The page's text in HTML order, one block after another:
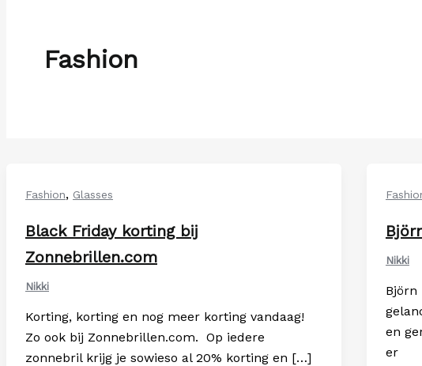
Fashion
Fashion, Glasses
Black Friday korting bij
Zonnebrillen.com
Nikki
Korting, korting en nog meer korting vandaag!
Zo ook bij Zonnebrillen.com. Op iedere
zonnebril krijg je sowieso al 20% korting en […]
Nikki
Björn
en
er